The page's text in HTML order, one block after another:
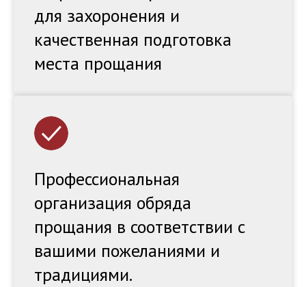
для захоронения и
качественная подготовка
места прощания
Профессиональная
организация обряда
прощания в соответствии с
вашими пожеланиями и
традициями.